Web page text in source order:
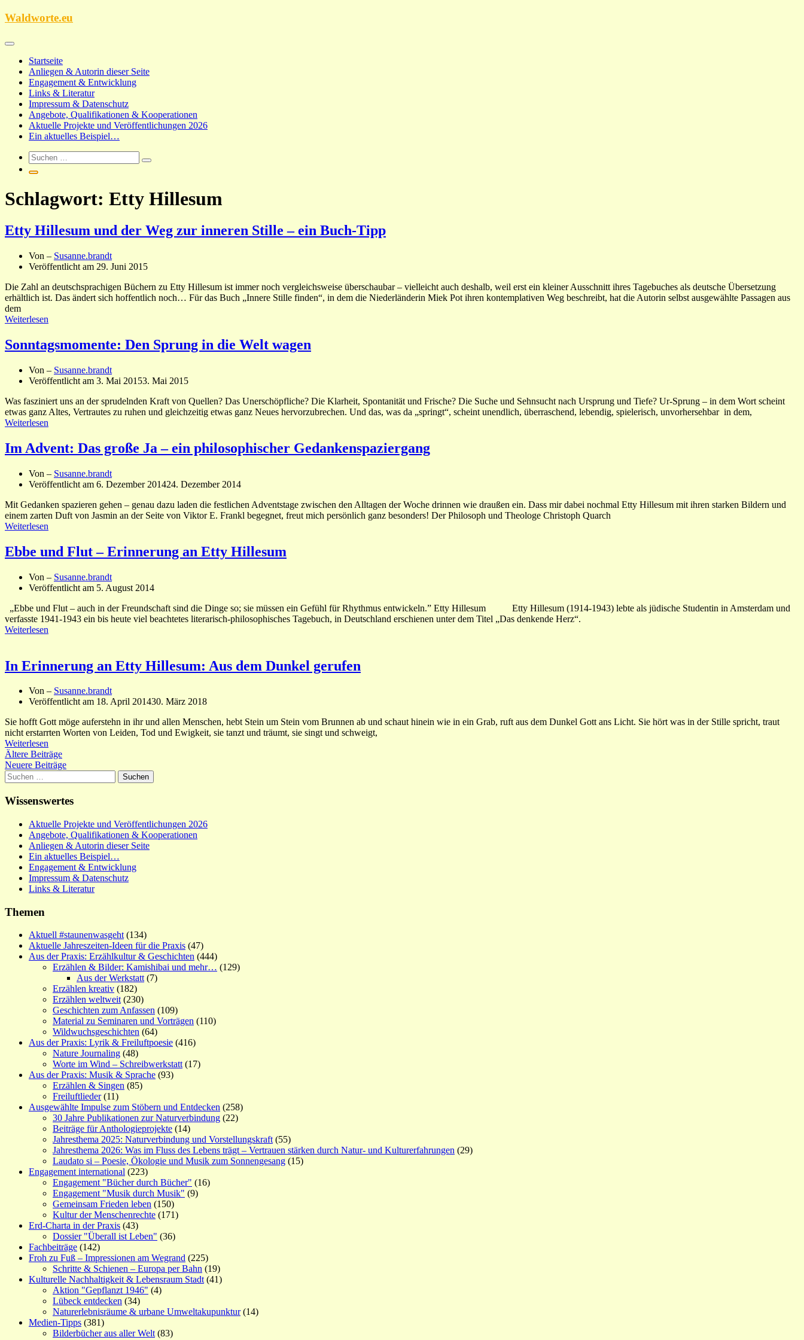
Zum
Waldworte.eu
Startseite
Anliegen & Autorin dieser Seite
Engagement & Entwicklung
Links & Literatur
Impressum & Datenschutz
Angebote, Qualifikationen & Kooperationen
Aktuelle Projekte und Veröffentlichungen 2026
Ein aktuelles Beispiel…
Schlagwort: Etty Hillesum
Etty Hillesum und der Weg zur inneren Stille – ein Buch-Tipp
Von – Susanne.brandt
Veröffentlicht am 29. Juni 2015
Die Zahl an deutschsprachigen Büchern zu Etty Hillesum ist immer noch vergleichsweise überschaubar – vielleicht auch deshalb, weil erst ein kleiner Ausschnitt ihres Tagebuches als deutsche Übersetzung
erhältlich ist. Das ändert sich hoffentlich noch… Für das Buch „Innere Stille finden“, in dem die Niederländerin Miek Pot ihren kontemplativen Weg beschreibt, hat die Autorin selbst ausgewählte Passagen aus
dem
Weiterlesen
Sonntagsmomente: Den Sprung in die Welt wagen
Von – Susanne.brandt
Veröffentlicht am 3. Mai 20153. Mai 2015
Was fasziniert uns an der sprudelnden Kraft von Quellen? Das Unerschöpfliche? Die Klarheit, Spontanität und Frische? Die Suche und Sehnsucht nach Ursprung und Tiefe? Ur-Sprung – in dem Wort scheint
etwas ganz Altes, Vertrautes zu ruhen und gleichzeitig etwas ganz Neues hervorzubrechen. Und das, was da „springt“, scheint unendlich, überraschend, lebendig, spielerisch, unvorhersehbar in dem,
Weiterlesen
Im Advent: Das große Ja – ein philosophischer Gedankenspaziergang
Von – Susanne.brandt
Veröffentlicht am 6. Dezember 201424. Dezember 2014
Mit Gedanken spazieren gehen – genau dazu laden die festlichen Adventstage zwischen den Alltagen der Woche drinnen wie draußen ein. Dass mir dabei nochmal Etty Hillesum mit ihren starken Bildern und
einem zarten Duft von Jasmin an der Seite von Viktor E. Frankl begegnet, freut mich persönlich ganz besonders! Der Philosoph und Theologe Christoph Quarch
Weiterlesen
Ebbe und Flut – Erinnerung an Etty Hillesum
Von – Susanne.brandt
Veröffentlicht am 5. August 2014
„Ebbe und Flut – auch in der Freundschaft sind die Dinge so; sie müssen ein Gefühl für Rhythmus entwickeln.” Etty Hillesum Etty Hillesum (1914-1943) lebte als jüdische Studentin in Amsterdam und
verfasste 1941-1943 ein bis heute viel beachtetes literarisch-philosophisches Tagebuch, in Deutschland erschienen unter dem Titel „Das denkende Herz“.
Weiterlesen
In Erinnerung an Etty Hillesum: Aus dem Dunkel gerufen
Von – Susanne.brandt
Veröffentlicht am 18. April 201430. März 2018
Sie hofft Gott möge auferstehn in ihr und allen Menschen, hebt Stein um Stein vom Brunnen ab und schaut hinein wie in ein Grab, ruft aus dem Dunkel Gott ans Licht. Sie hört was in der Stille spricht, traut
nicht erstarrten Worten von Leiden, Tod und Ewigkeit, sie tanzt und träumt, sie singt und schweigt,
Weiterlesen
Beitragsnavigation
Ältere Beiträge
Neuere Beiträge
Suchen
nach:
Wissenswertes
Aktuelle Projekte und Veröffentlichungen 2026
Angebote, Qualifikationen & Kooperationen
Anliegen & Autorin dieser Seite
Ein aktuelles Beispiel…
Engagement & Entwicklung
Impressum & Datenschutz
Links & Literatur
Themen
Aktuell #staunenwasgeht (134)
Aktuelle Jahreszeiten-Ideen für die Praxis (47)
Aus der Praxis: Erzählkultur & Geschichten (444)
Erzählen & Bilder: Kamishibai und mehr… (129)
Aus der Werkstatt (7)
Erzählen kreativ (182)
Erzählen weltweit (230)
Geschichten zum Anfassen (109)
Material zu Seminaren und Vorträgen (110)
Wildwuchsgeschichten (64)
Aus der Praxis: Lyrik & Freiluftpoesie (416)
Nature Journaling (48)
Worte im Wind – Schreibwerkstatt (17)
Aus der Praxis: Musik & Sprache (93)
Erzählen & Singen (85)
Freiluftlieder(11)
Ausgewählte Impulse zum Stöbern und Entdecken (258)
30 Jahre Publikationen zur Naturverbindung (22)
Beiträge für Anthologieprojekte (14)
Jahresthema 2025: Naturverbindung und Vorstellungskraft (55)
Jahresthema 2026: Was im Fluss des Lebens trägt – Vertrauen stärken durch Natur- und Kulturerfahrungen (29)
Laudato si – Poesie, Ökologie und Musik zum Sonnengesang (15)
Engagement international (223)
Engagement "Bücher durch Bücher" (16)
Engagement "Musik durch Musik" (9)
Gemeinsam Frieden leben (150)
Kultur der Menschenrechte (171)
Erd-Charta in der Praxis (43)
Dossier "Überall ist Leben" (36)
Fachbeiträge (142)
Froh zu Fuß – Impressionen am Wegrand (225)
Schritte & Schienen – Europa per Bahn (19)
Kulturelle Nachhaltigkeit & Lebensraum Stadt (41)
Aktion "Gepflanzt 1946" (4)
Lübeck entdecken (34)
Naturerlebnisräume & urbane Umweltakupunktur(14)
Medien-Tipps (381)
Bilderbücher aus aller Welt (83)